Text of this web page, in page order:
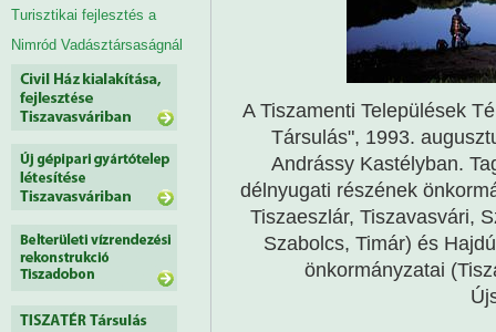
A Tiszamenti Települések
Társulás", 1993.
Andrássy Kastélyban.
délnyugati részének
Tiszaeszlár, Tiszavasvári,
Szabolcs, Timár) és
önkormányzatai
Turisztikai fejlesztés a
Nimród Vadásztársaságnál